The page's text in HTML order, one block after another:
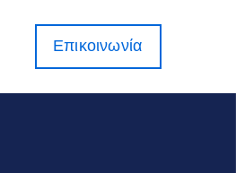
Επικοινωνία